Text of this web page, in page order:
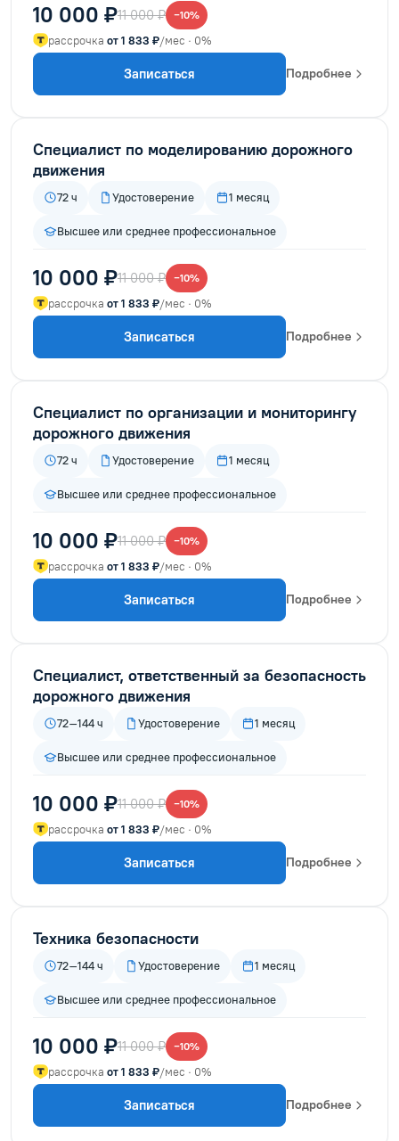
10 000 ₽11 000 ₽ −10%
рассрочка от 1 833 ₽/мес · 0%
Записаться Подробнее
Специалист по моделированию дорожного
движения
72 ч Удостоверение 1 месяц
Высшее или среднее профессиональное
10 000 ₽11 000 ₽ −10%
рассрочка от 1 833 ₽/мес · 0%
Записаться Подробнее
Специалист по организации и мониторингу
дорожного движения
72 ч Удостоверение 1 месяц
Высшее или среднее профессиональное
10 000 ₽11 000 ₽ −10%
рассрочка от 1 833 ₽/мес · 0%
Записаться Подробнее
Специалист, ответственный за безопасность
дорожного движения
72–144 ч Удостоверение 1 месяц
Высшее или среднее профессиональное
10 000 ₽11 000 ₽ −10%
рассрочка от 1 833 ₽/мес · 0%
Записаться Подробнее
Техника безопасности
72–144 ч Удостоверение 1 месяц
Высшее или среднее профессиональное
10 000 ₽11 000 ₽ −10%
рассрочка от 1 833 ₽/мес · 0%
Записаться Подробнее